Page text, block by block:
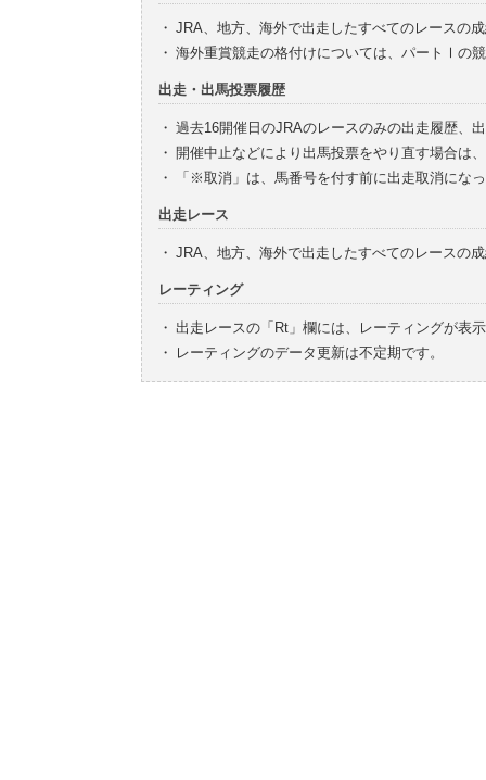
・ JRA、地方、海外で出走したすべてのレースの
・ 海外重賞競走の格付けについては、パートⅠの
出走・出馬投票履歴
・ 過去16開催日のJRAのレースのみの出走履歴、
・ 開催中止などにより出馬投票をやり直す場合は
・
「※取消」は、馬番号を付す前に出走取消にな
出走レース
・ JRA、地方、海外で出走したすべてのレースの
レーティング
・ 出走レースの「Rt」欄には、レーティングが表
・
レーティングのデータ更新は不定期です。